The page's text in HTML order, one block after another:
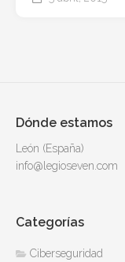
Dónde estamos
León (España)
info@legioseven.com
Categorías
Ciberseguridad